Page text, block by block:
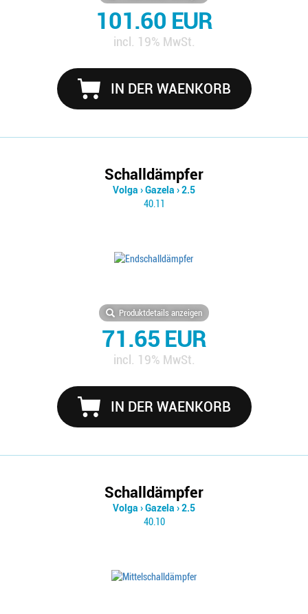
101.60 EUR
incl. 19% MwSt.
IN DER WAENKORB
Schalldämpfer
Volga ›Gazela ›2.5
40.11
Produktdetails anzeigen
71.65 EUR
incl. 19% MwSt.
IN DER WAENKORB
Schalldämpfer
Volga ›Gazela ›2.5
40.10